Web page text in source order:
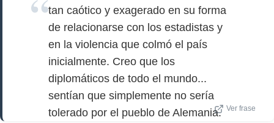
tan caótico y exagerado en su forma
de relacionarse con los estadistas y
en la violencia que colmó el país
inicialmente. Creo que los
diplomáticos de todo el mundo...
sentían que simplemente no sería
tolerado por el pueblo de Alemania.
Ver frase